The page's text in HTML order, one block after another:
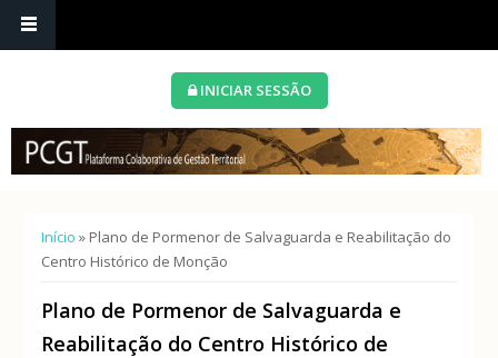
INICIAR SESSÃO
Está aqui
Início » Plano de Pormenor de Salvaguarda e Reabilitação do
Centro Histórico de Monção
Plano de Pormenor de Salvaguarda e
Reabilitação do Centro Histórico de